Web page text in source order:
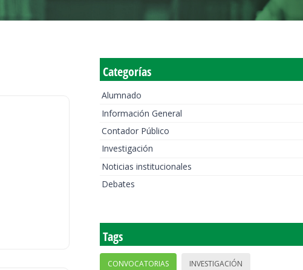
Categorías
Alumnado
Información General
Contador Público
Investigación
Noticias institucionales
Debates
Tags
CONVOCATORIAS INVESTIGACIÓN